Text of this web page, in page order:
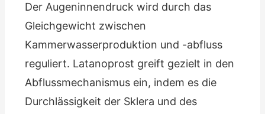
Der Augeninnendruck wird durch das
Gleichgewicht zwischen
Kammerwasserproduktion und -abfluss
reguliert. Latanoprost greift gezielt in den
Abflussmechanismus ein, indem es die
Durchlässigkeit der Sklera und des